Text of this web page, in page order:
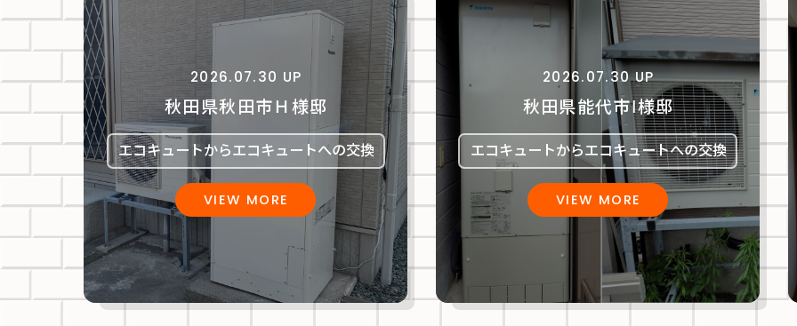
2026.07.30 UP
秋田県秋田市Ｈ様邸
エコキュートからエコキュートへの交換
VIEW MORE
2026.07.30 UP
秋田県能代市Ⅰ様邸
エコキュートからエコキュートへの交換
VIEW MORE